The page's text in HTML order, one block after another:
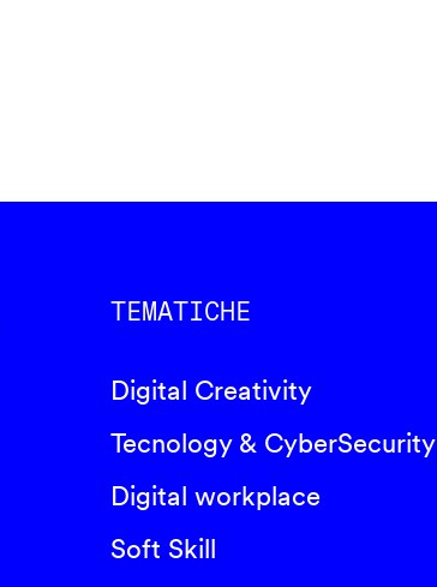
TEMATICHE
Digital Creativity
Tecnology & CyberSecurity
Digital workplace
Soft Skill